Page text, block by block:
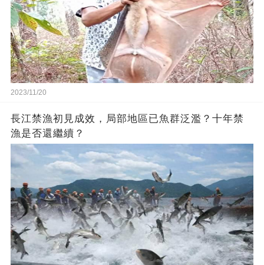
2023/11/20
長江禁漁初見成效，局部地區已魚群泛濫？十年禁
漁是否還繼續？